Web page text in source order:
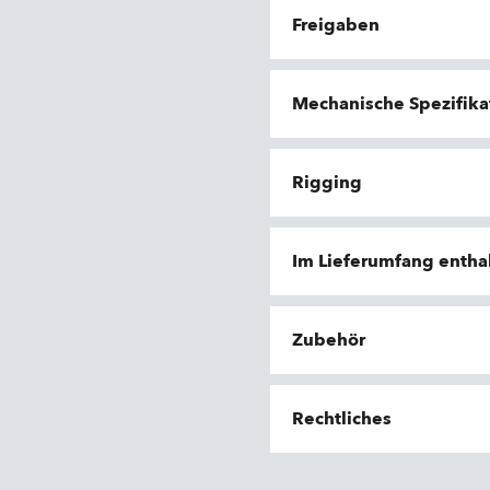
Freigaben
Mechanische
Rigging
Im Lieferumfang
Zubehör
Rechtliches